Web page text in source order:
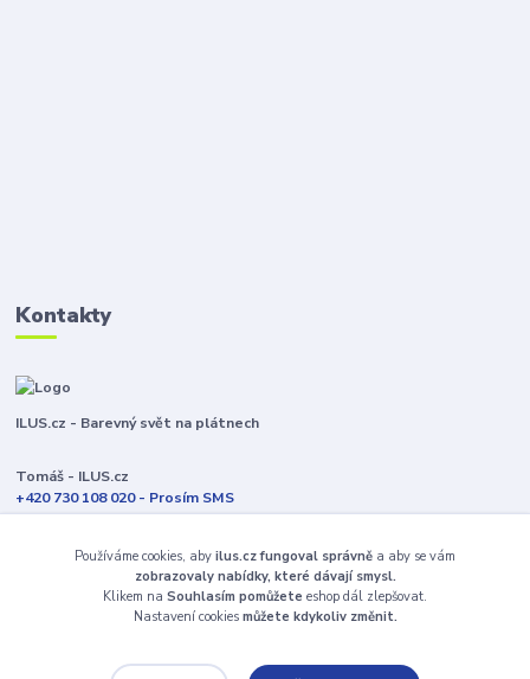
Kontakty
ILUS.cz - Barevný svět na plátnech
Tomáš - ILUS.cz
+420 730 108 020 - Prosím SMS
Jsme většinu času ve výrobě
info@ilus.cz
Používáme cookies, aby ilus.cz fungoval správně a aby se vám
zobrazovaly nabídky, které dávají smysl.
Klikem na Souhlasím pomůžete eshop dál zlepšovat.
Nastavení cookies můžete kdykoliv změnit.